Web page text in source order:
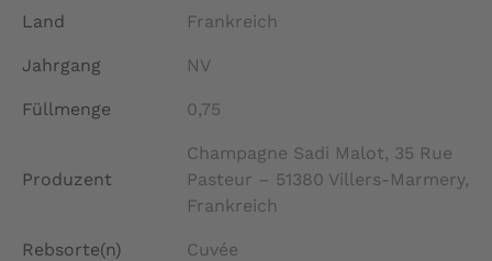
Land Frankreich
Jahrgang NV
Füllmenge 0,75
Produzent
Champagne Sadi Malot, 35 Rue
Pasteur – 51380 Villers-Marmery,
Frankreich
Rebsorte(n) Cuvée